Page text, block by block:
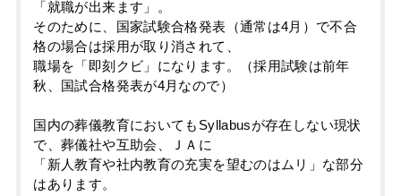
「就職が出来ます」。
そのために、国家試験合格発表（通常は4月）で不合
格の場合は採用が取り消されて、
職場を「即刻クビ」になります。（採用試験は前年
秋、国試合格発表が4月なので）
国内の葬儀教育においてもSyllabusが存在しない現状
で、葬儀社や互助会、ＪＡに
「新人教育や社内教育の充実を望むのはムリ」な部分
はあります。